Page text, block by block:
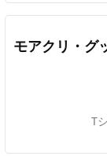
モアクリ・グ
T